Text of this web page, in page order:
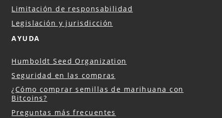
Limitación de responsabilidad
Legislación y jurisdicción
AYUDA
Humboldt Seed Organization
Seguridad en las compras
¿Cómo comprar semillas de marihuana con
Bitcoins?
Preguntas más frecuentes